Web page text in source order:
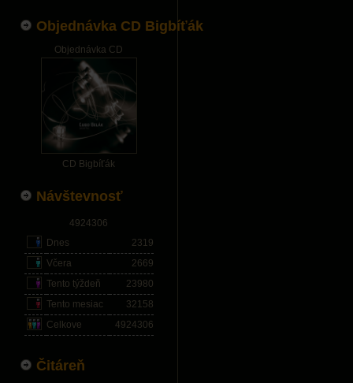
Objednávka CD Bigbíťák
Objednávka CD
CD Bigbíťák
Návštevnosť
4924306
Dnes
2319
Včera
2669
Tento týždeň
23980
Tento mesiac
32158
Celkove
4924306
Čitáreň